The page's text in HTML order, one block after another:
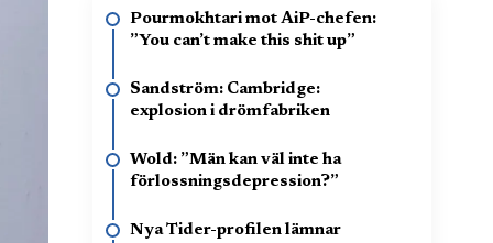
Pourmokhtari mot AiP-chefen:
”You can’t make this shit up”
Sandström: Cambridge:
explosion i drömfabriken
Wold: ”Män kan väl inte ha
förlossningsdepression?”
Nya Tider-profilen lämnar